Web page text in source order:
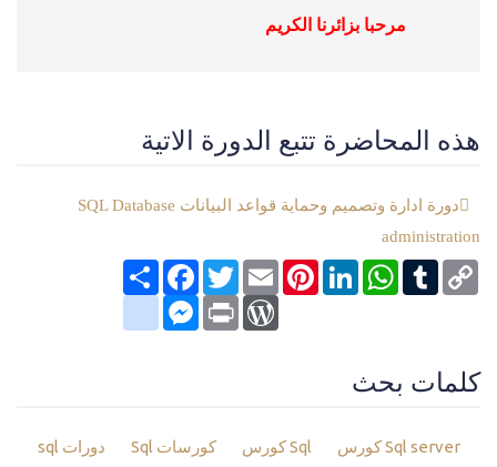
مرحبا بزائرنا الكريم
هذه المحاضرة تتبع الدورة الاتية
دورة ادارة وتصميم وحماية قواعد البيانات SQL Database
administration
انشر
FacebookTwitterEmail
PinterestLinkedIn
WhatsAppTumblr Copy
Link
google_bookmarksMessenger Print
WordPress
كلمات بحث
Sql server كورس كورسات Sql
دورات sql